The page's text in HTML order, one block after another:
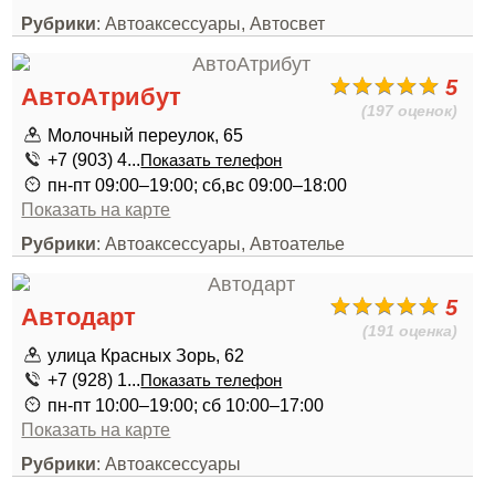
Рубрики: Автоаксессуары, Автосвет
5
(197 оценок)
АвтоАтрибут
Молочный переулок, 65
+7 (903) 4...Показать телефон
пн-пт 09:00–19:00; сб,вс 09:00–18:00
Показать на карте
Рубрики: Автоаксессуары, Автоателье
5
(191 оценка)
Автодарт
улица Красных Зорь, 62
+7 (928) 1...Показать телефон
пн-пт 10:00–19:00; сб 10:00–17:00
Показать на карте
Рубрики: Автоаксессуары